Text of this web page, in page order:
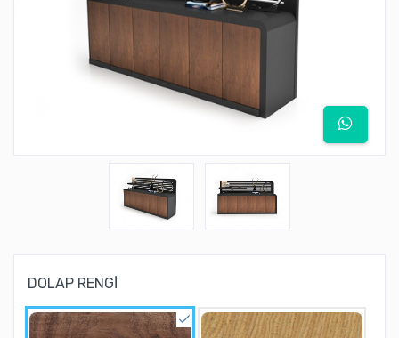
DOLAP RENGİ